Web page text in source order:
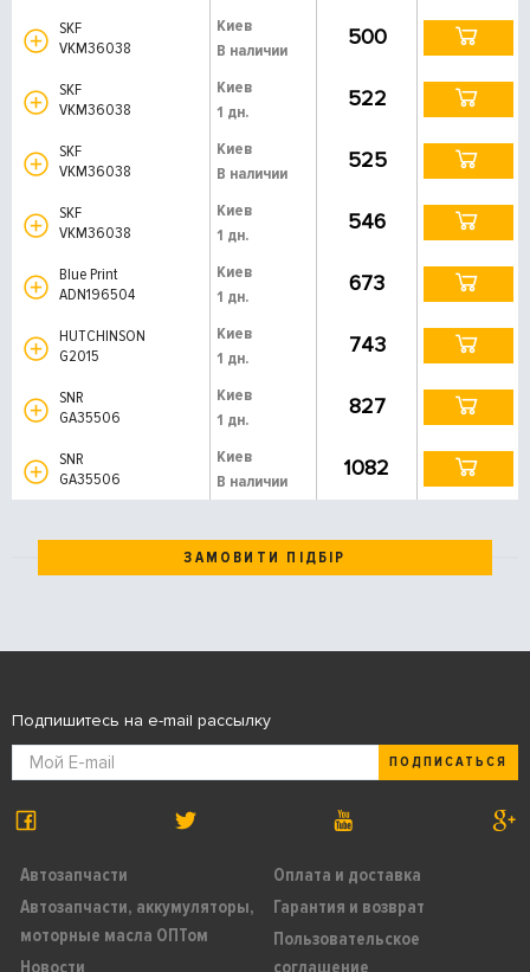
SKF
VKM36038
Киев
В наличии
500
SKF
VKM36038
Киев
1 дн.
522
SKF
VKM36038
Киев
В наличии
525
SKF
VKM36038
Киев
1 дн.
546
Blue Print
ADN196504
Киев
1 дн.
673
HUTCHINSON
G2015
Киев
1 дн.
743
SNR
GA35506
Киев
1 дн.
827
SNR
GA35506
Киев
В наличии
1082
ЗАМОВИТИ ПІДБІР
Автозапчасти
Автозапчасти, аккумуляторы,
моторные масла ОПТом
Новости
Оплата и доставка
Гарантия и возврат
Пользовательское
соглашение
Подпишитесь на e-mail рассылку
ПОДПИСАТЬСЯ